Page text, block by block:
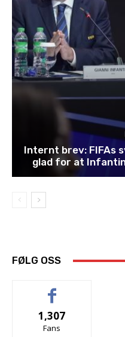
Internt brev: FIFAs
glad for at
FØLG OSS
1,307
Fans